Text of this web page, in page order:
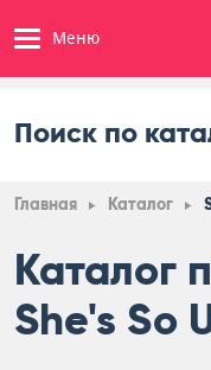
Меню
Поиск по
Главная Каталог
Каталог
She's So